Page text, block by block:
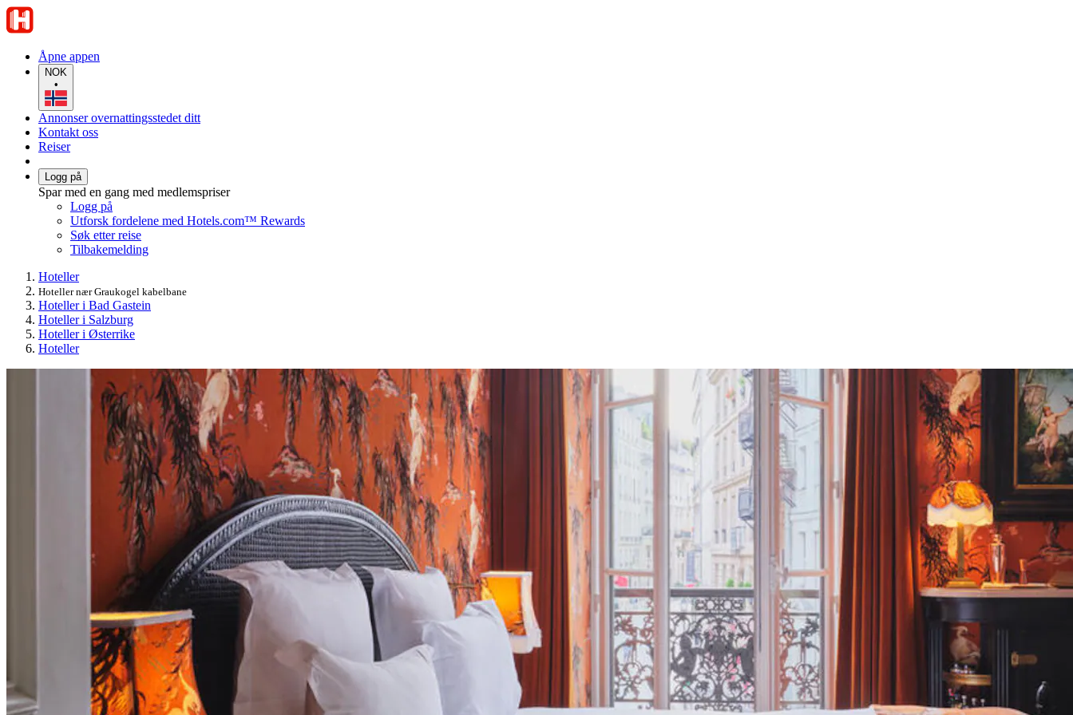
Åpne appen
NOK
•
Annonser overnattingsstedet ditt
Kontakt oss
Reiser
Logg på
Spar med en gang med medlemspriser
Logg på
Utforsk fordelene med Hotels.com™ Rewards
Søk etter reise
Tilbakemelding
Hoteller
Hoteller nær Graukogel kabelbane
Hoteller i Bad Gastein
Hoteller i Salzburg
Hoteller i Østerrike
Hoteller